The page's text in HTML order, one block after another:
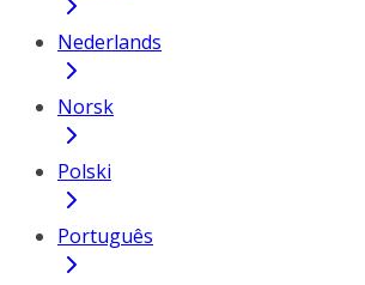
Nederlands
Norsk
Polski
Português